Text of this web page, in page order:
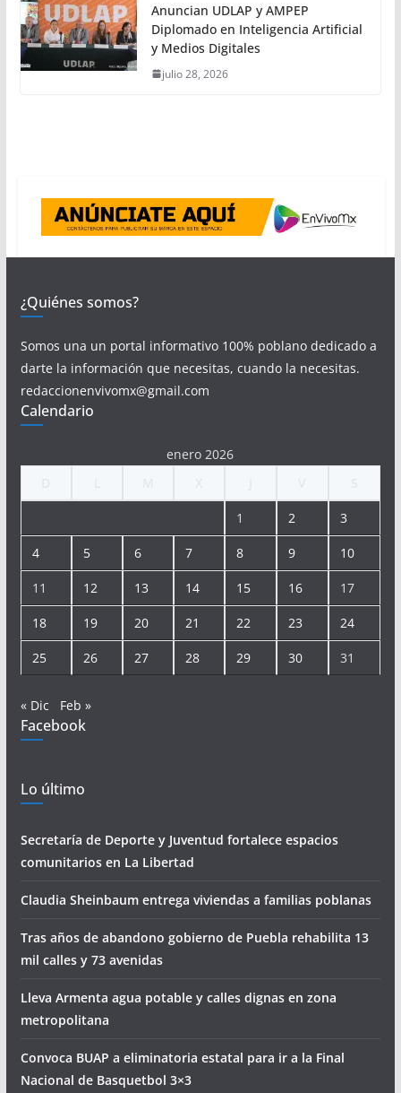
Anuncian UDLAP y AMPEP
Diplomado en Inteligencia Artificial
y Medios Digitales
julio 28, 2026
¿Quiénes somos?
Somos una un portal informativo 100% poblano dedicado a
darte la información que necesitas, cuando la necesitas.
redaccionenvivomx@gmail.com
Calendario
enero 2026
1 2 3
4 5 6 7 8 9 10
11 12 13 14 15 16 17
18 19 20 21 22 23 24
25 26 27 28 29 30 31
« Dic Feb »
Facebook
Lo último
Secretaría de Deporte y Juventud fortalece espacios
comunitarios en La Libertad
Claudia Sheinbaum entrega viviendas a familias poblanas
Tras años de abandono gobierno de Puebla rehabilita 13
mil calles y 73 avenidas
Lleva Armenta agua potable y calles dignas en zona
metropolitana
Convoca BUAP a eliminatoria estatal para ir a la Final
Nacional de Basquetbol 3×3